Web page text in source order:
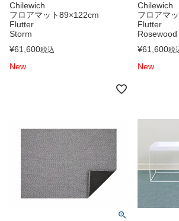
Chilewich
フロアマット89×122cm
Flutter
Storm
¥61,600税込
New
Chilewich
フロアマ
Flutter
Rosewood
¥61,600税
New